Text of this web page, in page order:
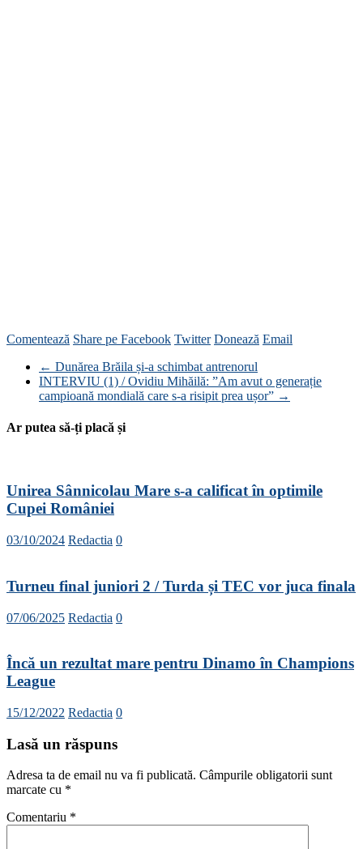
Comentează Share pe Facebook Twitter Donează Email
← Dunărea Brăila și-a schimbat antrenorul
INTERVIU (1) / Ovidiu Mihăilă: ”Am avut o generație
campioană mondială care s-a risipit prea ușor” →
Ar putea să-ți placă și
Unirea Sânnicolau Mare s-a calificat în optimile
Cupei României
03/10/2024 Redactia 0
Turneu final juniori 2 / Turda și TEC vor juca finala
07/06/2025 Redactia 0
Încă un rezultat mare pentru Dinamo în Champions
League
15/12/2022 Redactia 0
Lasă un răspuns
Adresa ta de email nu va fi publicată. Câmpurile obligatorii sunt
marcate cu *
Comentariu *